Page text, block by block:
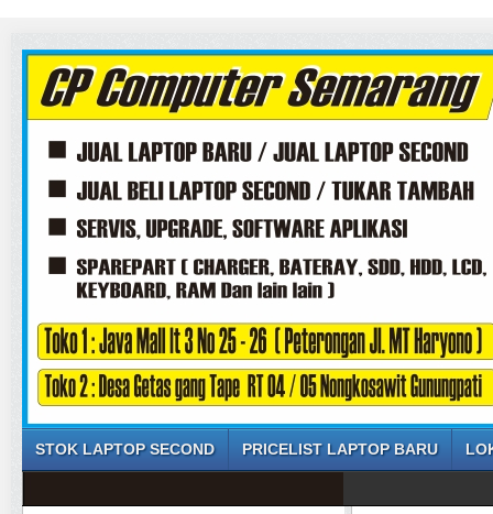
STOK LAPTOP SECOND PRICELIST LAPTOP BARU